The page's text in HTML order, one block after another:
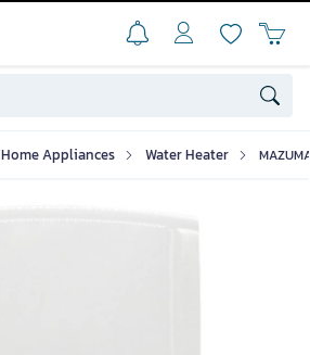
Home Appliances Water Heater